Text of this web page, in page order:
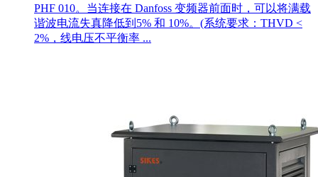
PHF 010。当连接在 Danfoss 变频器前面时，可以将满载
谐波电流失真降低到5% 和 10%。(系统要求：THVD <
2%，线电压不平衡率 ...